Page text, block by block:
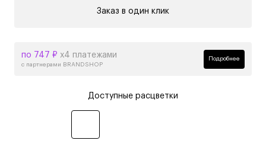
Заказ в один клик
по 747 ₽ х4 платежами
с партнерами BRANDSHOP
Подробнее
Доступные расцветки